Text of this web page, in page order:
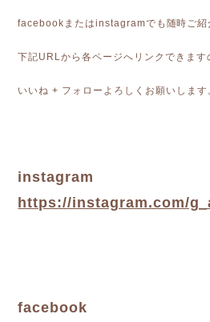
facebookまたはinstagramでも随時ご紹
下記URLから各ページへリンクできます
いいね + フォローよろしくお願いします
instagram
https://instagram.com/
facebook